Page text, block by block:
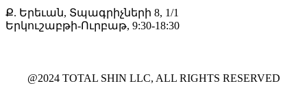
Ք. Երեւան, Տպագրիչների 8, 1/1
Երկուշաբթի-Ուրբաթ, 9:30-18:30
@2024 TOTAL SHIN LLC, ALL RIGHTS RESERVED